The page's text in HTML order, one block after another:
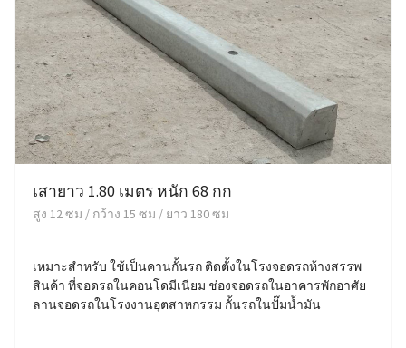
เสายาว 1.80 เมตร หนัก 68 กก
สูง 12 ซม / กว้าง 15 ซม / ยาว 180 ซม
เหมาะสำหรับ ใช้เป็นคานกั้นรถ ติดตั้งในโรงจอดรถห้างสรรพ
สินค้า ที่จอดรถในคอนโดมีเนียม ช่องจอดรถในอาคารพักอาศัย
ลานจอดรถในโรงงานอุตสาหกรรม กั้นรถในปั๊มน้ำมัน